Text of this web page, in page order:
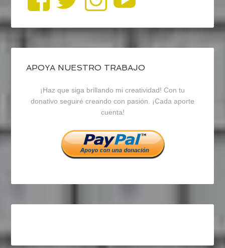
perfil
de
blogrecursosep
en
Facebook
perfil
de
recursosep
en
Twitter
perfil
de
recursosep
en
Instagram
APOYA NUESTRO TRABAJO
¡Haz que siga brillando mi creatividad! Con tu
donativo seguiré creando con pasión. ¡Cada aporte
cuenta!